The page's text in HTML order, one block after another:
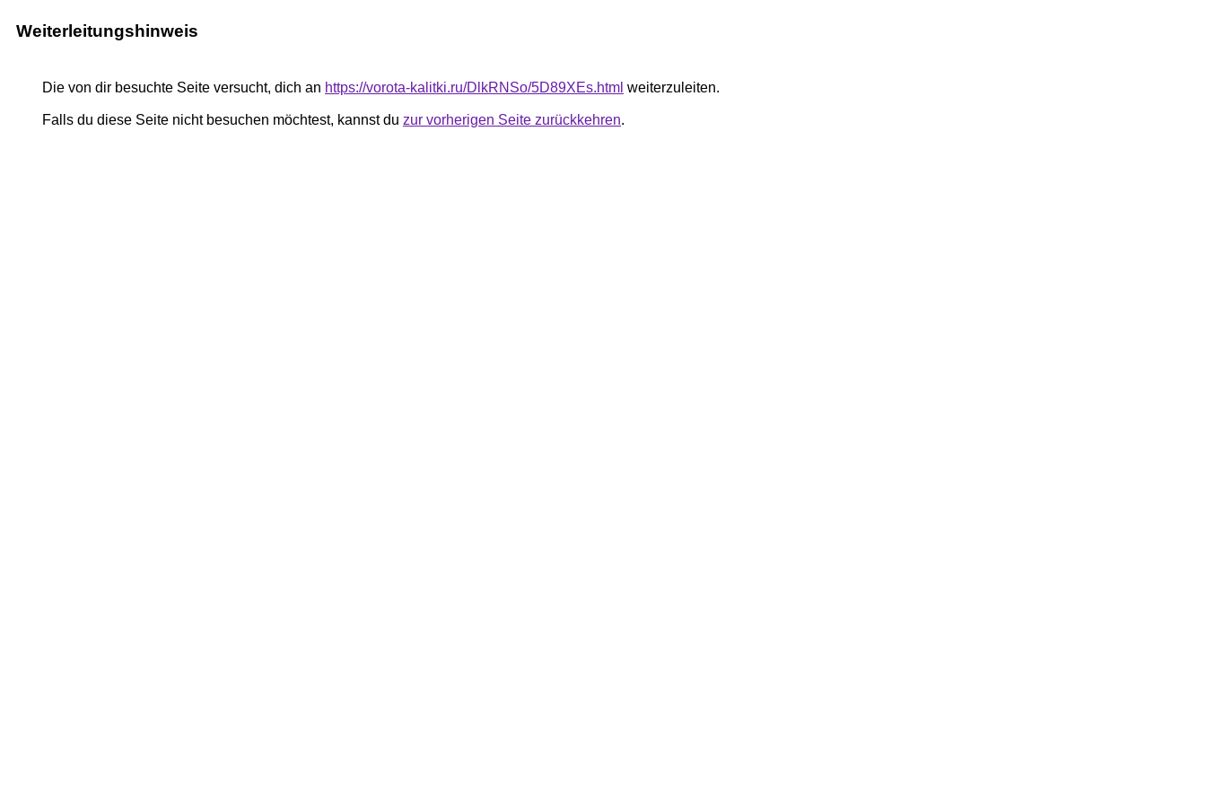
Weiterleitungshinweis
Die von dir besuchte Seite versucht, dich an https://vorota-kalitki.ru/DlkRNSo/5D89XEs.html weiterzuleiten.
Falls du diese Seite nicht besuchen möchtest, kannst du zur vorherigen Seite zurückkehren.